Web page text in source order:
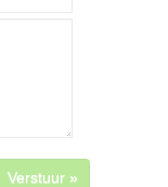
Verstuur »